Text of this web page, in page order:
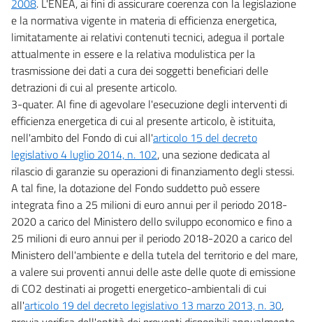
2008. L'ENEA, ai fini di assicurare coerenza con la legislazione
e la normativa vigente in materia di efficienza energetica,
limitatamente ai relativi contenuti tecnici, adegua il portale
attualmente in essere e la relativa modulistica per la
trasmissione dei dati a cura dei soggetti beneficiari delle
detrazioni di cui al presente articolo.
3-quater. Al fine di agevolare l'esecuzione degli interventi di
efficienza energetica di cui al presente articolo, è istituita,
nell'ambito del Fondo di cui all'articolo 15 del decreto
legislativo 4 luglio 2014, n. 102, una sezione dedicata al
rilascio di garanzie su operazioni di finanziamento degli stessi.
A tal fine, la dotazione del Fondo suddetto può essere
integrata fino a 25 milioni di euro annui per il periodo 2018-
2020 a carico del Ministero dello sviluppo economico e fino a
25 milioni di euro annui per il periodo 2018-2020 a carico del
Ministero dell'ambiente e della tutela del territorio e del mare,
a valere sui proventi annui delle aste delle quote di emissione
di CO2 destinati ai progetti energetico-ambientali di cui
all'articolo 19 del decreto legislativo 13 marzo 2013, n. 30,